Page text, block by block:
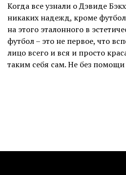
Когда все узнали о Дэвиде
никаких надежд, кроме
на этого эталонного в
футбол – это не первое, что
лицо всего и вся и просто
таким себя сам. Не без